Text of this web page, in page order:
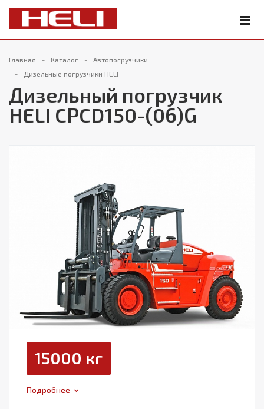
Главная Каталог
Автопогрузчики
Дизельные погрузчики HELI
Дизельный погрузчик
HELI CPCD150-(06)G
15000 кг
Подробнее